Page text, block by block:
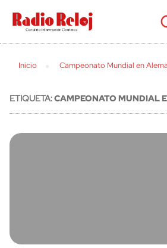
cerrar
Inicio Campeonato Mundial en
ETIQUETA:CAMPEONATO MUNDIAL